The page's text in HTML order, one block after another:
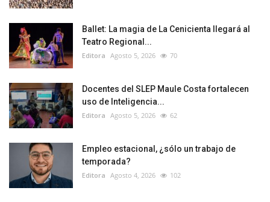
Ballet: La magia de La Cenicienta llegará al
Teatro Regional...
Editora Agosto 5, 2026 70
Docentes del SLEP Maule Costa fortalecen
uso de Inteligencia...
Editora Agosto 5, 2026 62
Empleo estacional, ¿sólo un trabajo de
temporada?
Editora Agosto 4, 2026 102